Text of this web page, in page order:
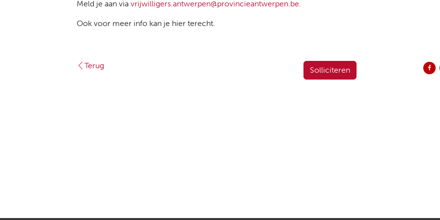
Meld je aan via vrijwilligers.antwerpen@provincieantwerpen.be.
Ook voor meer info kan je hier terecht.
Terug Solliciteren